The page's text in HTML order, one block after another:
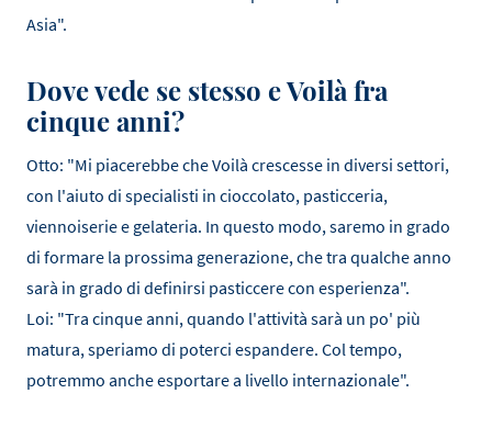
Asia".
Dove vede se stesso e Voilà fra
cinque anni?
Otto: "Mi piacerebbe che Voilà crescesse in diversi settori,
con l'aiuto di specialisti in cioccolato, pasticceria,
viennoiserie e gelateria. In questo modo, saremo in grado
di formare la prossima generazione, che tra qualche anno
sarà in grado di definirsi pasticcere con esperienza".
Loi: "Tra cinque anni, quando l'attività sarà un po' più
matura, speriamo di poterci espandere. Col tempo,
potremmo anche esportare a livello internazionale".